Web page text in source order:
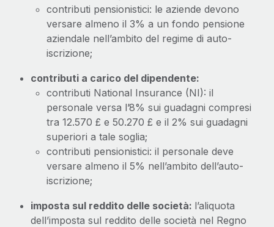
contributi pensionistici: le aziende devono
versare almeno il 3% a un fondo pensione
aziendale nell’ambito del regime di auto-
iscrizione;
contributi a carico del dipendente:
contributi National Insurance (NI): il
personale versa l’8% sui guadagni compresi
tra 12.570 £ e 50.270 £ e il 2% sui guadagni
superiori a tale soglia;
contributi pensionistici: il personale deve
versare almeno il 5% nell’ambito dell’auto-
iscrizione;
imposta sul reddito delle società: l’aliquota
dell’imposta sul reddito delle società nel Regno